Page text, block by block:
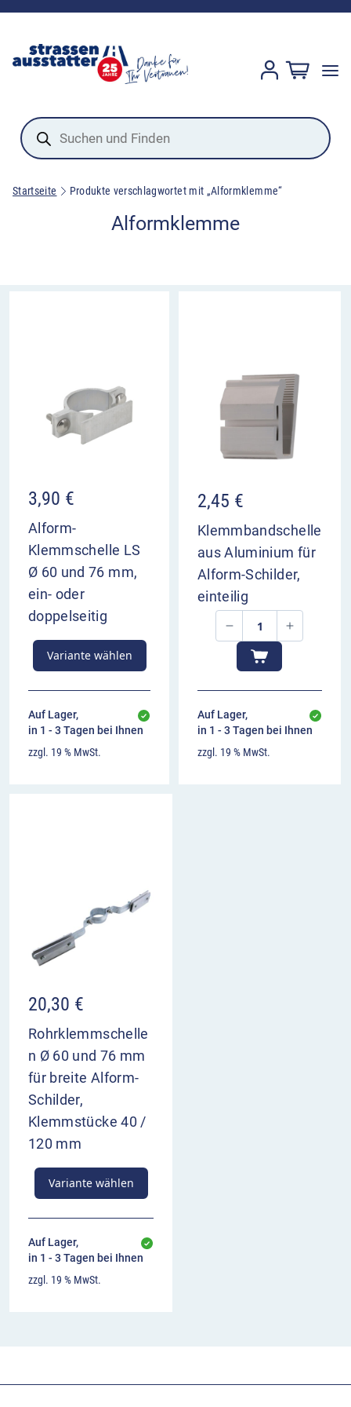
Products
search
Startseite Produkte verschlagwortet mit „Alformklemme“
Alformklemme
3,90 €
Alform-
Klemmschelle LS
Ø 60 und 76 mm,
ein- oder
doppelseitig
Variante wählen
Auf Lager,
in 1 - 3 Tagen bei Ihnen
zzgl. 19 % MwSt.
2,45 €
Klemmbandschelle
aus Aluminium für
Alform-Schilder,
einteilig
Auf Lager,
in 1 - 3 Tagen bei Ihnen
zzgl. 19 % MwSt.
20,30 €
Rohrklemmschelle
n Ø 60 und 76 mm
für breite Alform-
Schilder,
Klemmstücke 40 /
120 mm
Variante wählen
Auf Lager,
in 1 - 3 Tagen bei Ihnen
zzgl. 19 % MwSt.